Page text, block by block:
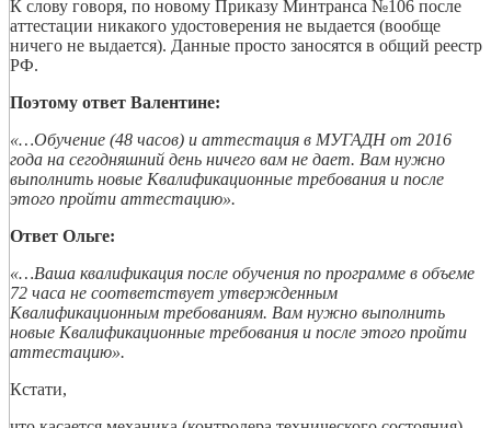
К слову говоря, по новому Приказу Минтранса №106 после
аттестации никакого удостоверения не выдается (вообще
ничего не выдается). Данные просто заносятся в общий реестр
РФ.
Поэтому ответ Валентине:
«…Обучение (48 часов) и аттестация в МУГАДН от 2016
года на сегодняшний день ничего вам не дает. Вам нужно
выполнить новые Квалификационные требования и после
этого пройти аттестацию».
Ответ Ольге:
«…Ваша квалификация после обучения по программе в объеме
72 часа не соответствует утвержденным
Квалификационным требованиям. Вам нужно выполнить
новые Квалификационные требования и после этого пройти
аттестацию».
Кстати,